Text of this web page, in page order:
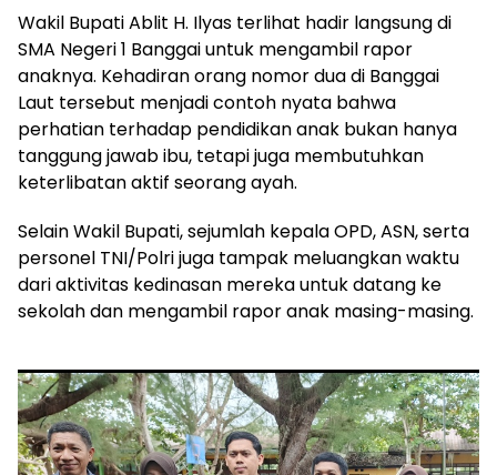
Wakil Bupati Ablit H. Ilyas terlihat hadir langsung di
SMA Negeri 1 Banggai untuk mengambil rapor
anaknya. Kehadiran orang nomor dua di Banggai
Laut tersebut menjadi contoh nyata bahwa
perhatian terhadap pendidikan anak bukan hanya
tanggung jawab ibu, tetapi juga membutuhkan
keterlibatan aktif seorang ayah.
Selain Wakil Bupati, sejumlah kepala OPD, ASN, serta
personel TNI/Polri juga tampak meluangkan waktu
dari aktivitas kedinasan mereka untuk datang ke
sekolah dan mengambil rapor anak masing-masing.